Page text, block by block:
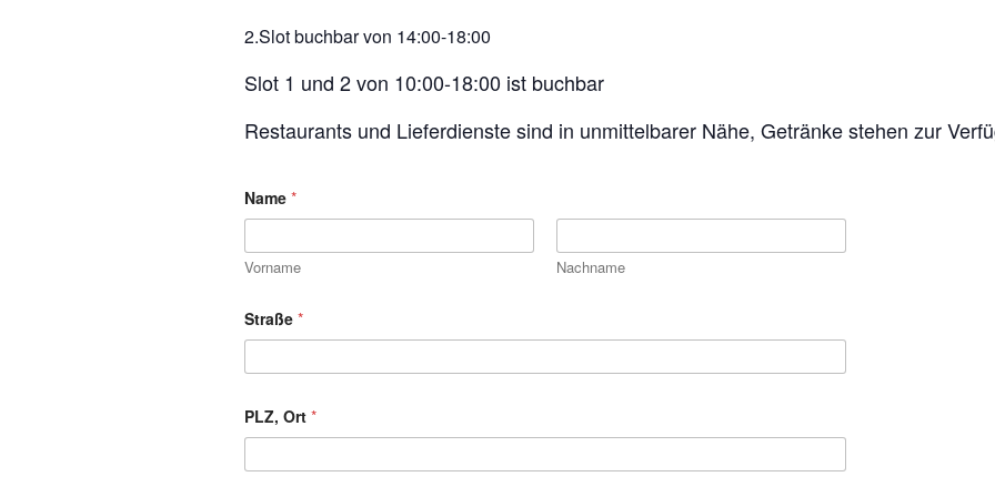
2.Slot buchbar von 14:00-18:00
Slot 1 und 2 von 10:00-18:00 ist buchbar
Restaurants und Lieferdienste sind in unmittelbarer Nähe, Getränke stehen zur
Name *
Vorname Nachname
Straße *
PLZ, Ort *